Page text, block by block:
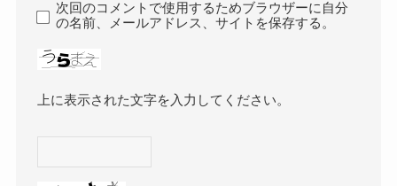
次回のコメントで使用するためブラウザーに自分
の名前、メールアドレス、サイトを保存する。
上に表示された文字を入力してください。